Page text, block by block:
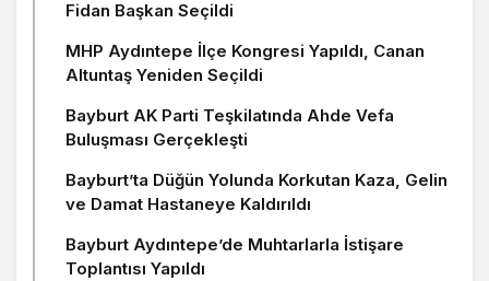
Fidan Başkan Seçildi
MHP Aydıntepe İlçe Kongresi Yapıldı, Canan
Altuntaş Yeniden Seçildi
Bayburt AK Parti Teşkilatında Ahde Vefa
Buluşması Gerçekleşti
Bayburt’ta Düğün Yolunda Korkutan Kaza, Gelin
ve Damat Hastaneye Kaldırıldı
Bayburt Aydıntepe’de Muhtarlarla İstişare
Toplantısı Yapıldı